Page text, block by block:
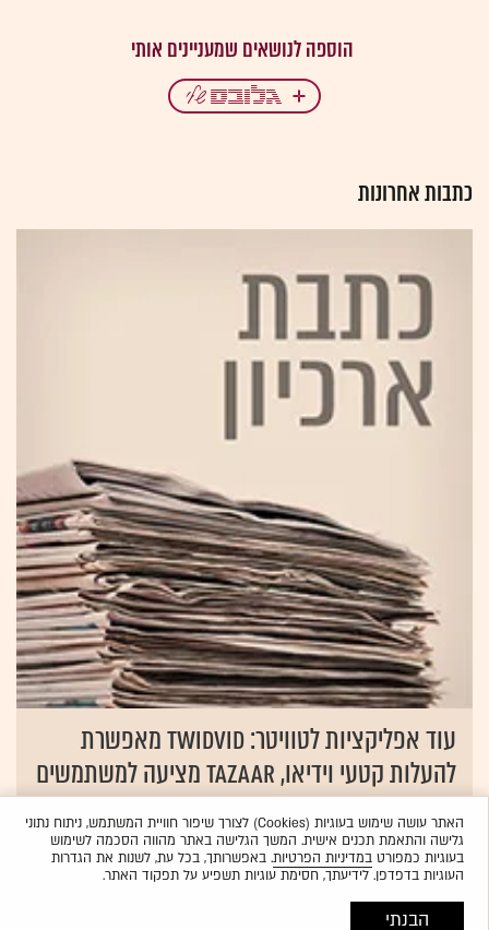
כתבות אחרונות
עוד אפליקציות לטוויטר: Twidvid מאפשרת
להעלות קטעי וידיאו, tazaar מציעה למשתמשים
מסחר וירטואלי
26.05.2009 נועה פרג
האתר עושה שימוש בעוגיות (Cookies) לצורך שיפור חוויית המשתמש, ניתוח נתוני
גלישה והתאמת תכנים אישית. המשך הגלישה באתר מהווה הסכמה לשימוש
בעוגיות כמפורטבמדיניות הפרטיות. באפשרותך, בכל עת, לשנות את הגדרות
העוגיות בדפדפן. לידיעתך, חסימת עוגיות תשפיע על תפקוד האתר.
הבנתי